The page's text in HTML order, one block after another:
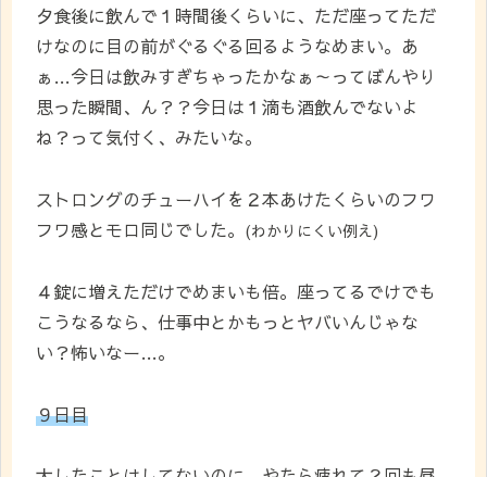
夕食後に飲んで１時間後くらいに、ただ座ってただ
けなのに目の前がぐるぐる回るようなめまい。あ
ぁ…今日は飲みすぎちゃったかなぁ～ってぼんやり
思った瞬間、ん？？今日は１滴も酒飲んでないよ
ね？って気付く、みたいな。
ストロングのチューハイを２本あけたくらいのフワ
フワ感とモロ同じでした。 (わかりにくい例え)
４錠に増えただけでめまいも倍。座ってるでけでも
こうなるなら、仕事中とかもっとヤバいんじゃな
い？怖いなー…。
９日目